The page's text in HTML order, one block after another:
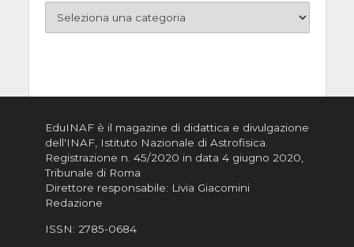
EduINAF è il magazine di didattica e divulgazione
dell'INAF, Istituto Nazionale di Astrofisica.
Registrazione n. 45/2020 in data 4 giugno 2020,
Tribunale di Roma
Direttore responsabile: Livia Giacomini
Redazione
ISSN: 2785-0684